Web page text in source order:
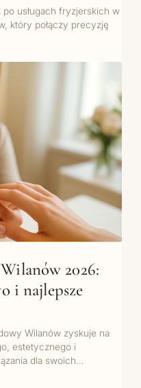
usługach fryzjerskich w
który połączy precyzję
2026:
i najlepsze
Wilanów zyskuje na
estetycznego i
dla swoich…